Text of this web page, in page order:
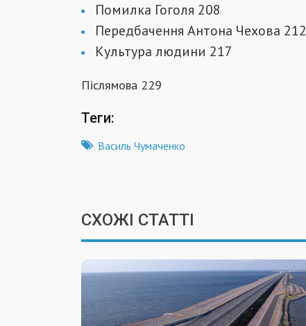
Помилка Гоголя 208
Передбачення Антона Чехова 212
Культура людини 217
Післямова 229
Теги:
Василь Чумаченко
СХОЖІ СТАТТІ